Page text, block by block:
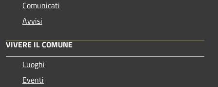
Comunicati
Avvisi
VIVERE IL COMUNE
Luoghi
Eventi